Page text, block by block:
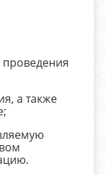
проведения
а также